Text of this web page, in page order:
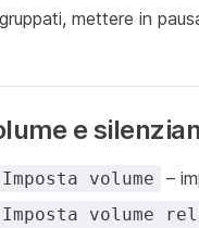
mettere in
e
Imposta volume –
Imposta volume